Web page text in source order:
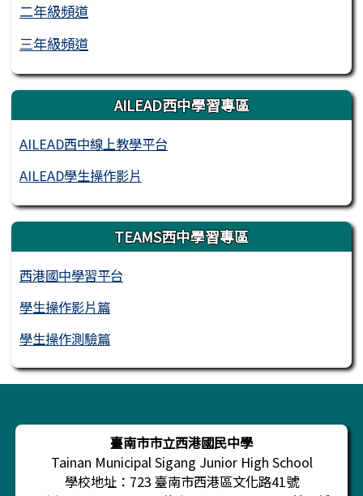
二年級頻道
三年級頻道
AILEAD西中學習專區
AILEAD西中線上教學平台
AILEAD學生操作影片
TEAMS西中學習專區
西港國中學習平台
學生操作影片篇
學生操作測驗篇
頁尾區域內容
臺南市市立西港國民中學
Tainan Municipal Sigang Junior High School
學校地址：723 臺南市西港區文化路41號